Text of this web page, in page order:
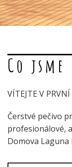
Co jsme
VÍTEJTE V PRVNÍ
Čerstvé pečivo
profesionálové,
Domova